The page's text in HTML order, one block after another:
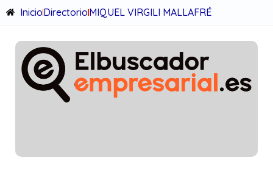
InicioDirectorioMIQUEL VIRGILI MALLAFRÉ